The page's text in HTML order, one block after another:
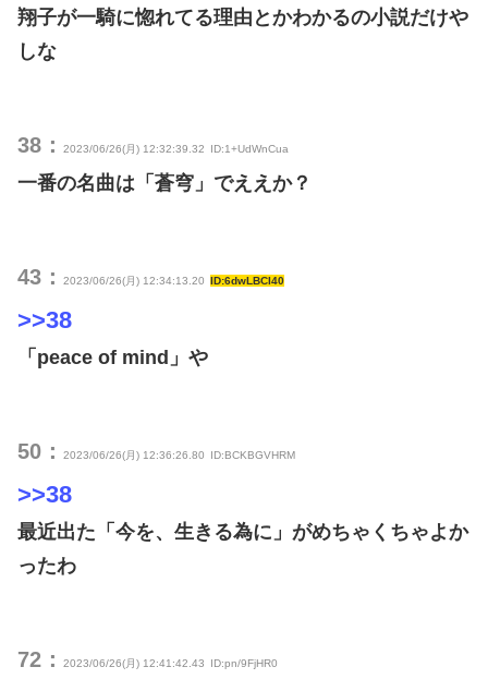
翔子が一騎に惚れてる理由とかわかるの小説だけや
しな
38： 2023/06/26(月) 12:32:39.32 ID:1+UdWnCua
一番の名曲は「蒼穹」でええか？
43： 2023/06/26(月) 12:34:13.20 ID:6dwLBCI40
>>38
「peace of mind」や
50： 2023/06/26(月) 12:36:26.80 ID:BCKBGVHRM
>>38
最近出た「今を、生きる為に」がめちゃくちゃよか
ったわ
72： 2023/06/26(月) 12:41:42.43 ID:pn/9FjHR0